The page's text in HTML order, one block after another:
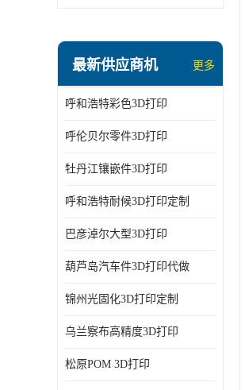
最新供应商机 更多
呼和浩特彩色3D打印
呼伦贝尔零件3D打印
牡丹江镶嵌件3D打印
呼和浩特耐候3D打印定制
巴彦淖尔大型3D打印
葫芦岛汽车件3D打印代做
锦州光固化3D打印定制
乌兰察布高精度3D打印
松原POM 3D打印